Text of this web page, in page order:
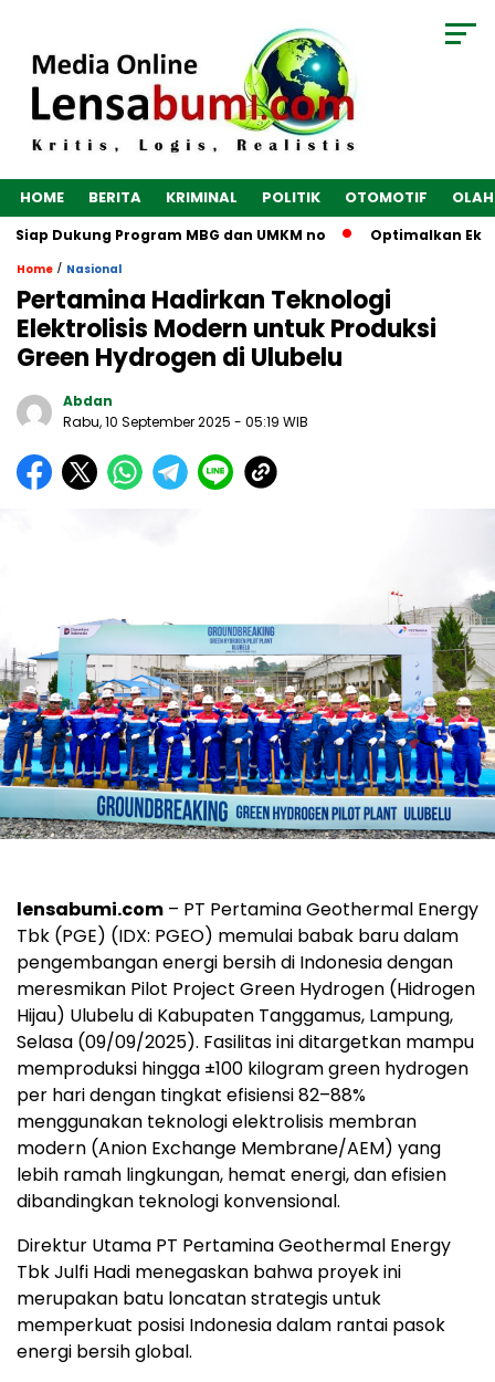
HOME BERITA KRIMINAL POLITIK OTOMOTIF
Dukung Program MBG dan UMKM no Optimalkan
Home / Nasional
Pertamina Hadirkan Teknologi
Elektrolisis Modern untuk Produksi
Green Hydrogen di Ulubelu
Abdan
Rabu, 10 September 2025 - 05:19 WIB
lensabumi.com – PT Pertamina Geothermal Energy
Tbk (PGE) (IDX: PGEO) memulai babak baru dalam
pengembangan energi bersih di Indonesia dengan
meresmikan Pilot Project Green Hydrogen (Hidrogen
Hijau) Ulubelu di Kabupaten Tanggamus, Lampung,
Selasa (09/09/2025). Fasilitas ini ditargetkan mampu
memproduksi hingga ±100 kilogram green hydrogen
per hari dengan tingkat efisiensi 82–88%
menggunakan teknologi elektrolisis membran
modern (Anion Exchange Membrane/AEM) yang
lebih ramah lingkungan, hemat energi, dan efisien
dibandingkan teknologi konvensional.
Direktur Utama PT Pertamina Geothermal Energy
Tbk Julfi Hadi menegaskan bahwa proyek ini
merupakan batu loncatan strategis untuk
memperkuat posisi Indonesia dalam rantai pasok
energi bersih global.